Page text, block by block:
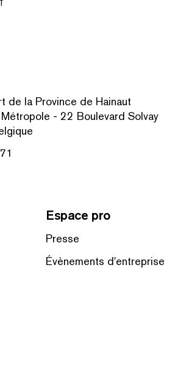
de la Province de Hainaut
- 22 Boulevard Solvay
Espace pro
Presse
Évènements d'entreprise